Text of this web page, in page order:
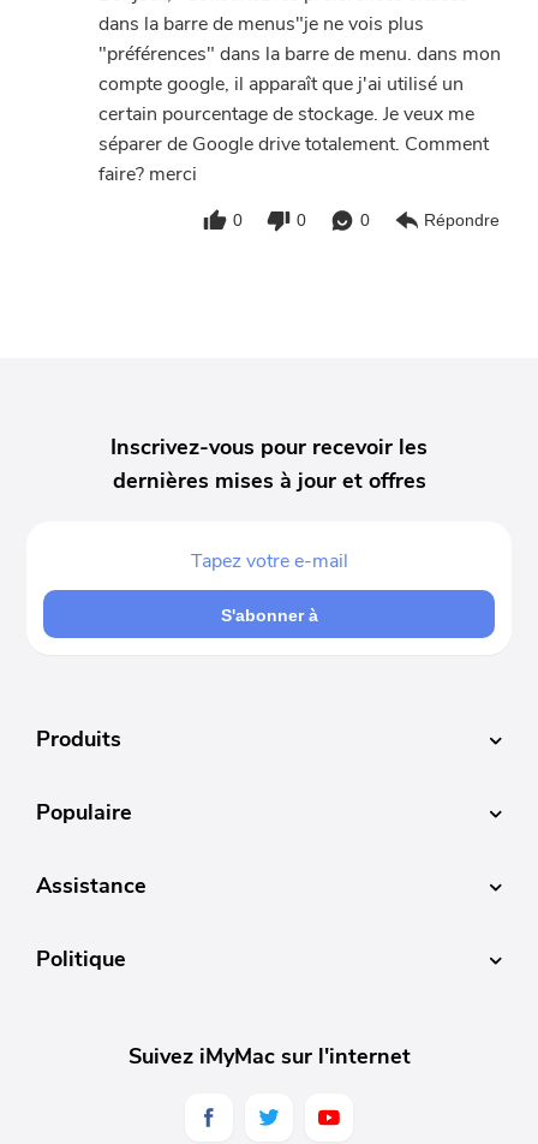
dans la barre de menus"je ne vois plus
"préférences" dans la barre de menu. dans mon
compte google, il apparaît que j'ai utilisé un
certain pourcentage de stockage. Je veux me
séparer de Google drive totalement. Comment
faire? merci
0 0 0 Répondre
Inscrivez-vous pour recevoir les
dernières mises à jour et offres
S'abonner à
Produits
Populaire
Assistance
Politique
Suivez iMyMac sur l'internet